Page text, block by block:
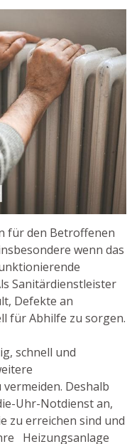
für den Betroffenen
wenn das
Sanitärdienstleister
Defekte an
für Abhilfe zu sorgen.
schnell und
Deshalb
Uhr-Notdienst an,
zu erreichen sind und
Heizungsanlage